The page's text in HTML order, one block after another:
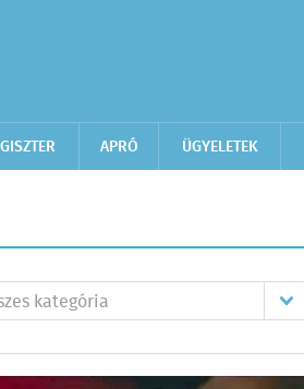
APRÓ ÜGYELETEK